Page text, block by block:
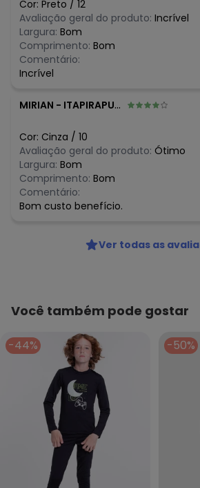
junho/2026
maio/2026
abril/2026
março/2026
fevereiro/2026
Cor: Preto / 12
Avaliação geral do produto: Incrível
Largura: Bom
Comprimento: Bom
Comentário:
Incrível
MIRIAN - ITAPIRAPUA PAULISTA - SP
Cor: Cinza / 10
Avaliação geral do produto: Ótimo
Largura: Bom
Comprimento: Bom
Comentário:
Bom custo benefício.
Ver todas as
Você também pode gostar
-44% -50%